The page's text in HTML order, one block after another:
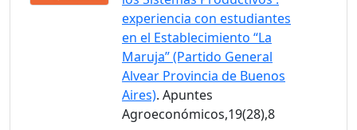
experiencia con estudiantes
en el Establecimiento “La
Maruja” (Partido General
Alvear Provincia de Buenos
Aires). Apuntes
Agroeconómicos,19(28),8